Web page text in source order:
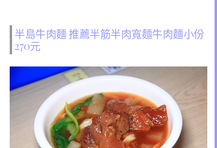
半島牛肉麵 推薦半筋半肉寬麵牛肉麵小份
270元